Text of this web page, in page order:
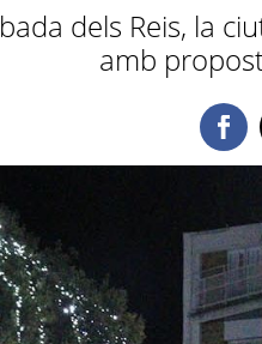
dels Reis, la
amb